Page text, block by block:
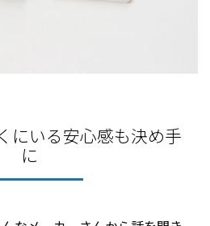
にいる安心感も決め手
に